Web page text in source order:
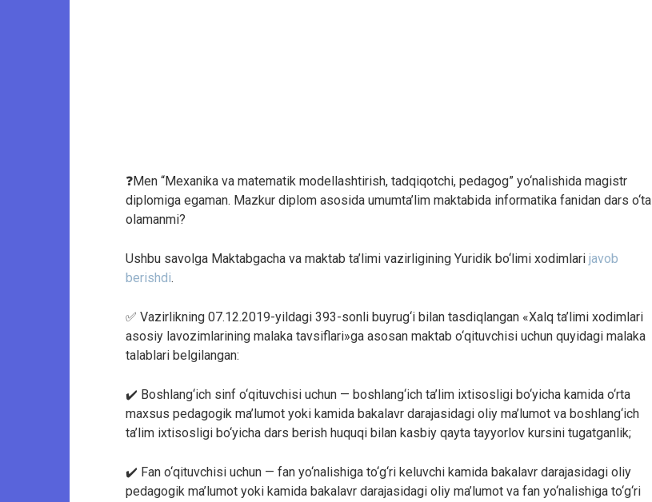
❓Men “Mexanika va matematik modellashtirish, tadqiqotchi, pedagog” yo‘nalishida magistr
diplomiga egaman. Mazkur diplom asosida umumta’lim maktabida informatika fanidan dars o‘ta
olamanmi?
Ushbu savolga Maktabgacha va maktab ta’limi vazirligining Yuridik bo‘limi xodimlari javob
berishdi.
✅ Vazirlikning 07.12.2019-yildagi 393-sonli buyrug‘i bilan tasdiqlangan «Xalq ta’limi xodimlari
asosiy lavozimlarining malaka tavsiflari»ga asosan maktab o‘qituvchisi uchun quyidagi malaka
talablari belgilangan:
✔️ Boshlang‘ich sinf o‘qituvchisi uchun — boshlang‘ich ta’lim ixtisosligi bo‘yicha kamida o‘rta
maxsus pedagogik ma’lumot yoki kamida bakalavr darajasidagi oliy ma’lumot va boshlang‘ich
ta’lim ixtisosligi bo‘yicha dars berish huquqi bilan kasbiy qayta tayyorlov kursini tugatganlik;
✔️ Fan o‘qituvchisi uchun — fan yo‘nalishiga to‘g‘ri keluvchi kamida bakalavr darajasidagi oliy
pedagogik ma’lumot yoki kamida bakalavr darajasidagi oliy ma’lumot va fan yo‘nalishiga to‘g‘ri